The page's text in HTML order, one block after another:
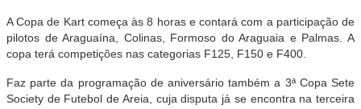
A Copa de Kart começa às 8 horas e contará com a participação de
pilotos de Araguaína, Colinas, Formoso do Araguaia e Palmas. A
copa terá competições nas categorias F125, F150 e F400.
Faz parte da programação de aniversário também a 3ª Copa Sete
Society de Futebol de Areia, cuja disputa já se encontra na terceira